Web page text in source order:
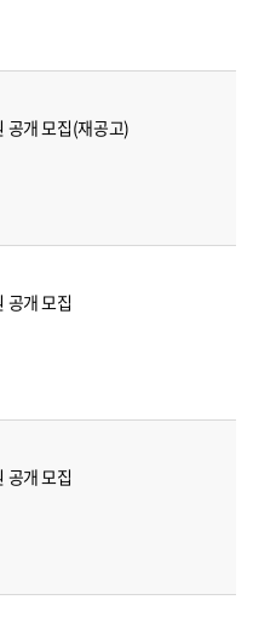
공개 모집(재공고)
공개 모집
공개 모집